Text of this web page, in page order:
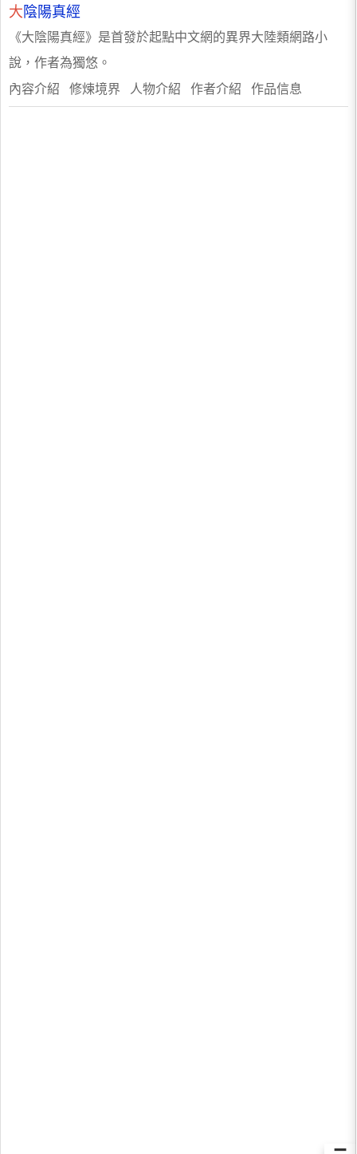
大 陰陽真經
《大陰陽真經》是首發於起點中文網的異界大陸類網路小
說，作者為獨悠。
內容介紹 修煉境界 人物介紹 作者介紹 作品信息